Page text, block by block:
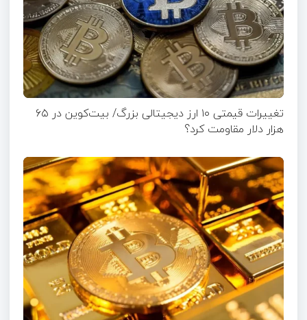
تغییرات قیمتی ۱۰ ارز دیجیتالی بزرگ/ بیت‌کوین در ۶۵
هزار دلار مقاومت کرد؟